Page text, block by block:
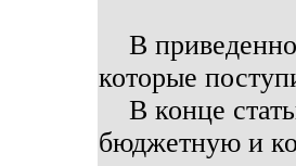
В
которые
В конце
бюджетную и